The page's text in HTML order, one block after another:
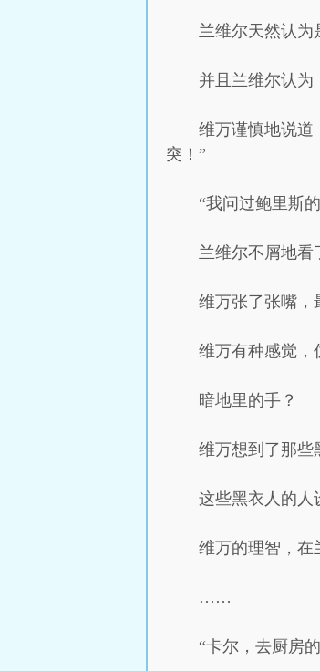
兰维尔天然认为
并且兰维尔认为
维万谨慎地说道
突！”
“我问过鲍里斯
兰维尔不屑地看
维万张了张嘴，
维万有种感觉，
暗地里的手？
维万想到了那
这些黑衣人的人
维万的理智，在
……
“卡尔，去厨房